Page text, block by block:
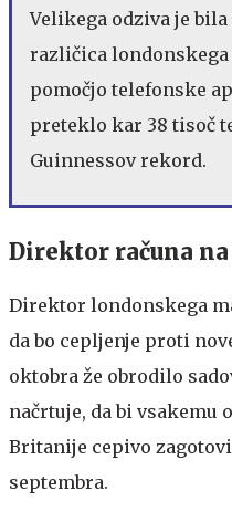
Velikega odziva je
različica londonskega
pomočjo telefonske
preteklo kar 38 tisoč
Guinnessov rekord.
Direktor računa
Direktor londonskega
da bo cepljenje proti
oktobra že obrodilo
načrtuje, da bi vsakemu
Britanije cepivo
septembra.